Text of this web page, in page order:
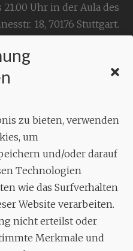
zu bieten, verwenden
um
und/oder darauf
Technologien
wie das Surfverhalten
Website verarbeiten.
nicht erteilst oder
Merkmale und
21.00 Uhr in der Aula des
18, 70176 Stuttgart.
Str. 18
Leiter:
/ 34 23 57 1